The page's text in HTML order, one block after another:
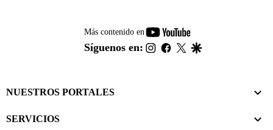
Más contenido en
youtube-
footer
Síguenos en: instagram
facebook
twitter
NUESTROS PORTALES
SERVICIOS